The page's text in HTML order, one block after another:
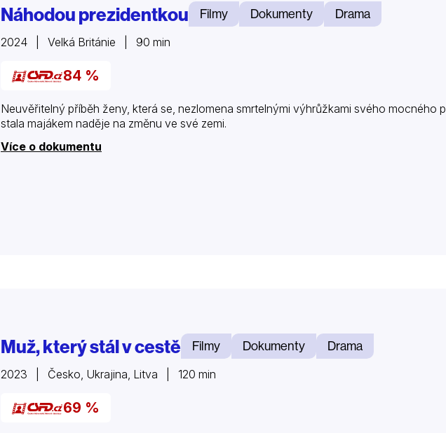
Náhodou prezidentkou Filmy Dokumenty Drama
2024 | Velká Británie | 90 min
84 %
Neuvěřitelný příběh ženy, která se, nezlomena smrtelnými výhrůžkami svého mocného
stala majákem naděje na změnu ve své zemi.
Více o dokumentu
Muž, který stál v cestě Filmy Dokumenty Drama
2023 | Česko, Ukrajina, Litva | 120 min
69 %